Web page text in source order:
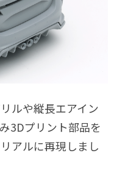
ルや縦長エアイン
3Dプリント部品を
アルに再現しまし